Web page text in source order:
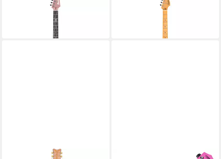
in 4-5 Werktagen bei dir in 4-5 Werktagen bei dir